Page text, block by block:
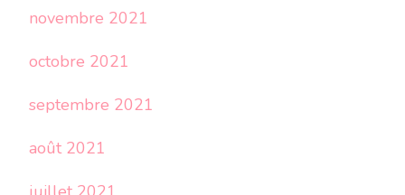
novembre 2021
octobre 2021
septembre 2021
août 2021